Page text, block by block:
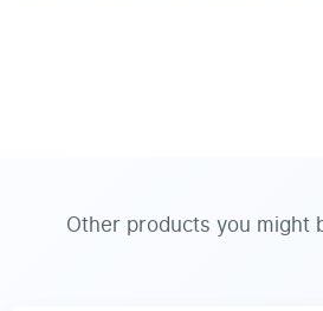
Other products you might